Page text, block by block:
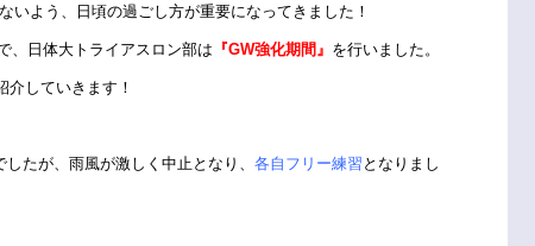
いよう、日頃の過ごし方が重要になってきました！
、日体大トライアスロン部は 『GW強化期間』 を行いました。
介していきます！
たが、雨風が激しく中止となり、 各自フリー練習 となりまし